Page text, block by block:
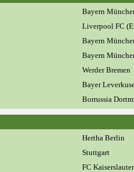
Bayern
Liverpool FC
Bayern
Bayern
Werder Bremen
Bayer
Borrussia
Hertha Berlin
Stuttgart
FC